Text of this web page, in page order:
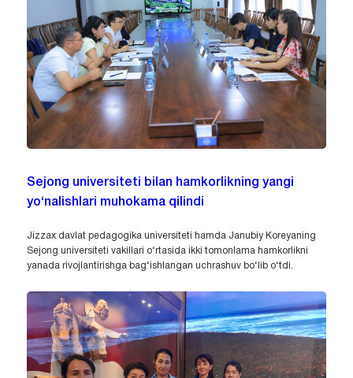
Sejong universiteti bilan hamkorlikning yangi
yo‘nalishlari muhokama qilindi
Jizzax davlat pedagogika universiteti hamda Janubiy Koreyaning
Sejong universiteti vakillari o‘rtasida ikki tomonlama hamkorlikni
yanada rivojlantirishga bag‘ishlangan uchrashuv bo‘lib o‘tdi.